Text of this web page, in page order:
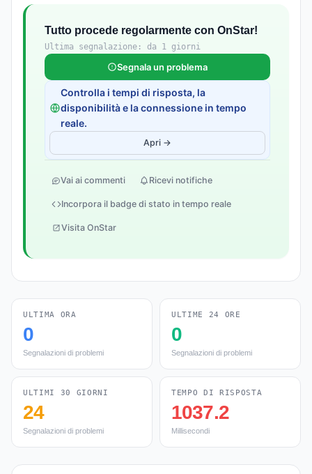
Tutto procede regolarmente con OnStar!
Ultima segnalazione: da 1 giorni
Segnala un problema
Controlla i tempi di risposta, la
disponibilità e la connessione in tempo
reale.
Apri →
Vai ai commenti Ricevi notifiche
Incorpora il badge di stato in tempo reale
Visita OnStar
ULTIMA ORA
0
Segnalazioni di problemi
ULTIME 24 ORE
0
Segnalazioni di problemi
ULTIMI 30 GIORNI
24
Segnalazioni di problemi
TEMPO DI RISPOSTA
1037.2
Millisecondi